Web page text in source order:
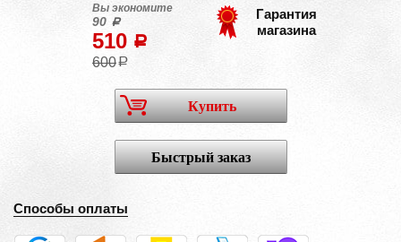
Вы экономите
90 a
510 a
600a
Гарантия
магазина
Купить
Быстрый заказ
Способы оплаты